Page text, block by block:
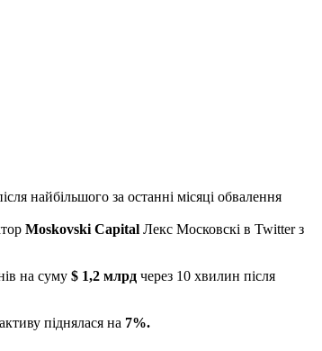
найбільшого за останні місяці обвалення
Moskovski Capital Лекс Московскі в Twitter з
на суму $ 1,2 млрд через 10 хвилин після
піднялася на 7%.